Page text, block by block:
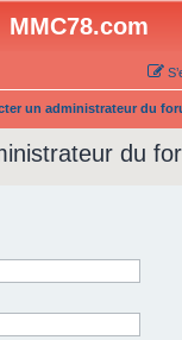
MMC78.com
un administrateur du
du